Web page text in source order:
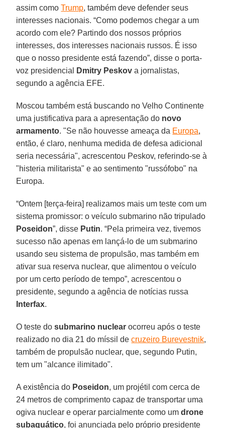
assim comoTrump, também deve defender seus
interesses nacionais. “Como podemos chegar a um
acordo com ele? Partindo dos nossos próprios
interesses, dos interesses nacionais russos. É isso
que o nosso presidente está fazendo”, disse o porta-
voz presidencial
Dmitry Peskov a jornalistas,
segundo a agência EFE.
Moscou também está buscando no Velho Continente
uma justificativa para a apresentação do novo
armamento. "Se não houvesse ameaça da Europa,
então, é claro, nenhuma medida de defesa adicional
seria necessária", acrescentou Peskov, referindo-se à
"histeria militarista" e ao sentimento "russófobo" na
Europa.
“Ontem [terça-feira] realizamos mais um teste com um
sistema promissor: o veículo submarino não tripulado
Poseidon”, disse Putin. “Pela primeira vez, tivemos
sucesso não apenas em lançá-lo de um submarino
usando seu sistema de propulsão, mas também em
ativar sua reserva nuclear, que alimentou o veículo
por um certo período de tempo”, acrescentou o
presidente, segundo a agência de notícias russa
Interfax.
O teste dosubmarino nuclear ocorreu após o teste
realizado no dia 21 do míssil decruzeiro Burevestnik,
também de propulsão nuclear, que, segundo Putin,
tem um "alcance ilimitado".
A existência do Poseidon, um projétil com cerca de
24 metros de comprimento capaz de transportar uma
ogiva nuclear e operar parcialmente como umdrone
subaquático, foi anunciada pelo próprio presidente